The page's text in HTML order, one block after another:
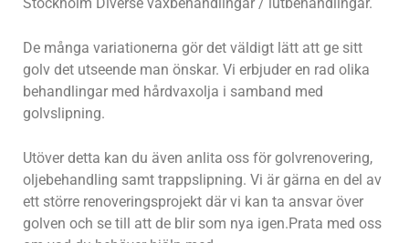
De många variationerna gör det väldigt lätt att ge sitt
golv det utseende man önskar. Vi erbjuder en rad olika
behandlingar med hårdvaxolja i samband med
golvslipning.
Utöver detta kan du även anlita oss för golvrenovering,
oljebehandling samt trappslipning. Vi är gärna en del av
ett större renoveringsprojekt där vi kan ta ansvar över
golven och se till att de blir som nya igen.Prata med oss